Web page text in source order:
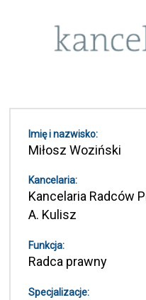
Imię i nazwisko:
Miłosz Woziński
Kancelaria:
Kancelaria Radców
A. Kulisz
Funkcja:
Radca prawny
Specjalizacje: